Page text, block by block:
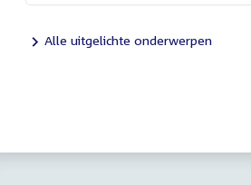
Alle uitgelichte onderwerpen